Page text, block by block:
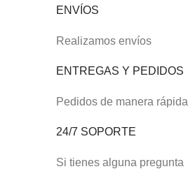
ENVÍOS
Realizamos envíos
ENTREGAS Y PEDIDOS
Pedidos de manera rápida
24/7 SOPORTE
Si tienes alguna pregunta